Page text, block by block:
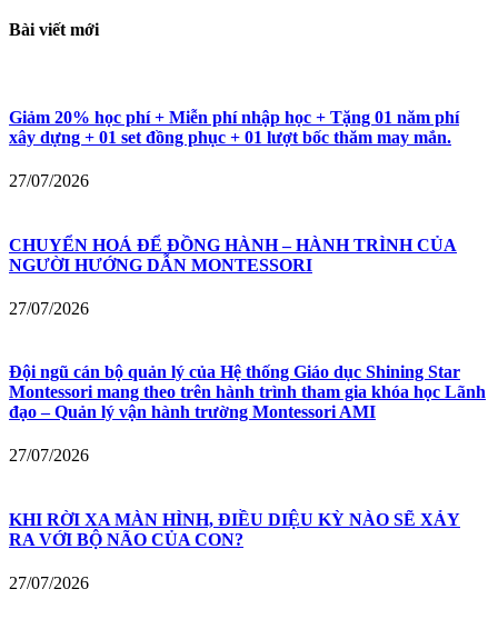
Bài viết mới
Giảm 20% học phí + Miễn phí nhập học + Tặng 01 năm phí
xây dựng + 01 set đồng phục + 01 lượt bốc thăm may mắn.
27/07/2026
CHUYỂN HOÁ ĐỂ ĐỒNG HÀNH – HÀNH TRÌNH CỦA
NGƯỜI HƯỚNG DẪN MONTESSORI
27/07/2026
Đội ngũ cán bộ quản lý của Hệ thống Giáo dục Shining Star
Montessori mang theo trên hành trình tham gia khóa học Lãnh
đạo – Quản lý vận hành trường Montessori AMI
27/07/2026
KHI RỜI XA MÀN HÌNH, ĐIỀU DIỆU KỲ NÀO SẼ XẢY
RA VỚI BỘ NÃO CỦA CON?
27/07/2026